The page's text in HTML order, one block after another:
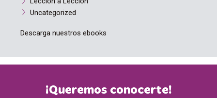
Uncategorized
Descarga nuestros ebooks
¡Queremos conocerte!